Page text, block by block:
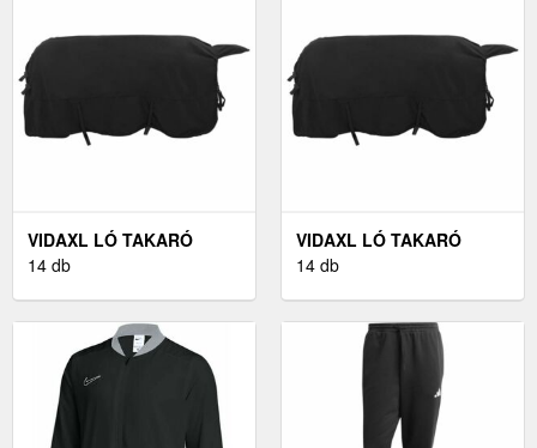
VIDAXL LÓ TAKARÓ
FEKETE 125 CM
14 db
VIDAXL LÓ TAKARÓ
FEKETE 165 CM
14 db